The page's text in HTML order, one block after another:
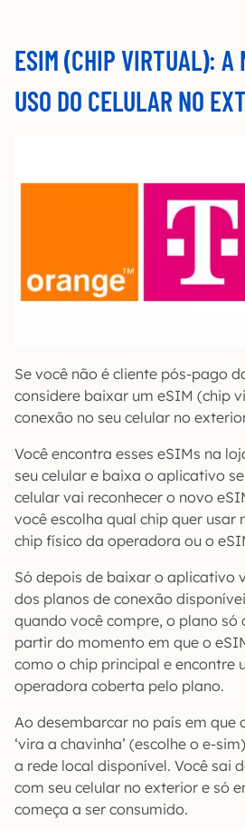
ESIM (CHIP VIRTUAL): A
USO DO CELULAR NO
Se você não é cliente pós-pago
considere baixar um eSIM (chip
conexão no seu celular no
Você encontra esses eSIMs na
seu celular e baixa o aplicativo
celular vai reconhecer o novo
você escolha qual chip quer usar
chip físico da operadora ou o
Só depois de baixar o aplicativo
dos planos de conexão
quando você compre, o plano só
partir do momento em que o
como o chip principal e encontre
operadora coberta pelo plano.
Ao desembarcar no país em que
‘vira a chavinha’ (escolhe o e-
a rede local disponível. Você sai
com seu celular no exterior e só
começa a ser consumido.